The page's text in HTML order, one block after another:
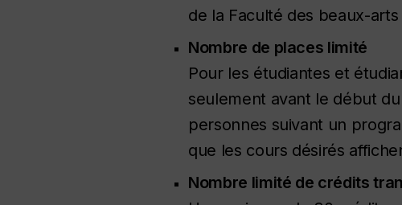
de la Faculté des beaux-
Nombre de places limité
Pour les étudiantes et
seulement avant le début
personnes suivant un
que les cours désirés
Nombre limité de crédits